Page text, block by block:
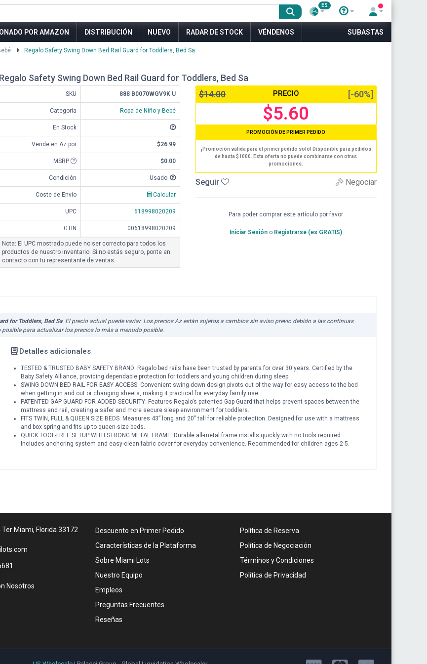
ES
POR AMAZON DISTRIBUCIÓN NUEVO RADAR DE STOCK VÉNDENOS SUBASTAS
Regalo Safety Swing Down Bed Rail Guard for Toddlers, Bed Sa
Regalo Safety Swing Down Bed Rail Guard for Toddlers, Bed Sa
SKU 888 B0070WGV9K U
Categoría Ropa de Niño y Bebé
En Stock
Vende en Az por $26.99
MSRP $0.00
Condición Usado
Coste de Envío Calcular
UPC 618998020209
GTIN 00618998020209
Nota: El UPC mostrado puede no ser correcto para todos los
productos de nuestro inventario. Si no estás seguro, ponte en
contacto con tu representante de ventas.
$14.00 PRECIO [-60%]
$5.60
PROMOCIÓN DE PRIMER PEDIDO
¡Promoción válida para el primer pedido solo! Disponible para pedidos
de hasta $1000. Esta oferta no puede combinarse con otras
promociones.
Seguir Negociar
Para poder comprar este artículo por favor
Iniciar Sesión o Registrarse (es GRATIS)
for Toddlers, Bed Sa. El precio actual puede variar. Los precios Az están sujetos a cambios sin aviso previo debido a las continuas
para actualizar los precios lo más a menudo posible.
Detalles adicionales
TESTED & TRUSTED BABY SAFETY BRAND: Regalo bed rails have been trusted by parents for over 30 years. Certified by the
Baby Safety Alliance, providing dependable protection for toddlers and young children during sleep.
SWING DOWN BED RAIL FOR EASY ACCESS: Convenient swing-down design pivots out of the way for easy access to the bed
when getting in and out or changing sheets, making it practical for everyday family use.
PATENTED GAP GUARD FOR ADDED SECURITY: Features Regalo’s patented Gap Guard that helps prevent spaces between the
mattress and rail, creating a safer and more secure sleep environment for toddlers.
FITS TWIN, FULL & QUEEN SIZE BEDS: Measures 43” long and 20” tall for reliable protection. Designed for use with a mattress
and box spring and fits up to queen-size beds.
QUICK TOOL-FREE SETUP WITH STRONG METAL FRAME: Durable all-metal frame installs quickly with no tools required.
Includes anchoring system and easy-clean fabric cover for everyday convenience. Recommended for children ages 2-5.
Ter Miami, Florida 33172
Nosotros
Descuento en Primer Pedido
Características de la Plataforma
Sobre Miami Lots
Nuestro Equipo
Empleos
Preguntas Frecuentes
Reseñas
Política de Reserva
Política de Negociación
Términos y Condiciones
Política de Privacidad